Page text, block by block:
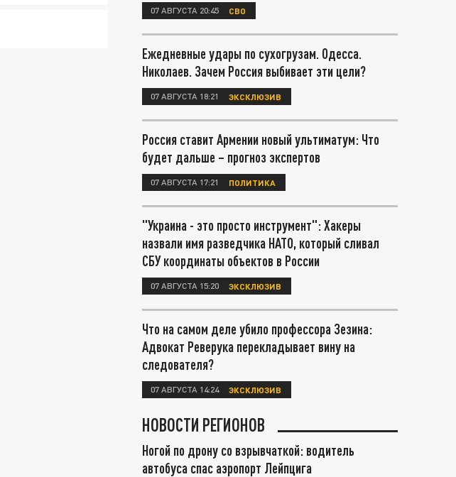
07 АВГУСТА 20:45 СВО
Ежедневные удары по сухогрузам. Одесса.
Николаев. Зачем Россия выбивает эти цели?
07 АВГУСТА 18:21 ЭКСКЛЮЗИВ
Россия ставит Армении новый ультиматум: Что
будет дальше – прогноз экспертов
07 АВГУСТА 17:21 ПОЛИТИКА
"Украина - это просто инструмент": Хакеры
назвали имя разведчика НАТО, который сливал
СБУ координаты объектов в России
07 АВГУСТА 15:20 ЭКСКЛЮЗИВ
Что на самом деле убило профессора Зезина:
Адвокат Реверука перекладывает вину на
следователя?
07 АВГУСТА 14:24 ЭКСКЛЮЗИВ
НОВОСТИ РЕГИОНОВ
Ногой по дрону со взрывчаткой: водитель
автобуса спас аэропорт Лейпцига